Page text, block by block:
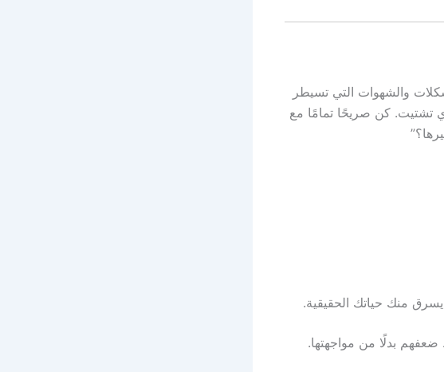
والشهوات التي تسيطر
تشتيت. كن صريحًا تمامًا مع
منك حياتك الحقيقية.
بدلًا من مواجهتها.